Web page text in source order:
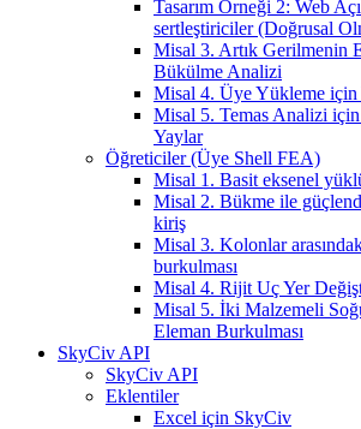
Tasarım Örneği 2: Web
sertleştiriciler (Doğrusal
Misal 3. Artık Gerilmenin
Bükülme Analizi
Misal 4. Üye Yükleme için
Misal 5. Temas Analizi için
Yaylar
Öğreticiler (Üye Shell FEA)
Misal 1. Basit eksenel
Misal 2. Bükme ile
kiriş
Misal 3. Kolonlar
burkulması
Misal 4. Rijit Uç Yer
Misal 5. İki Malzemeli
Eleman Burkulması
SkyCiv API
SkyCiv API
Eklentiler
Excel için SkyCiv